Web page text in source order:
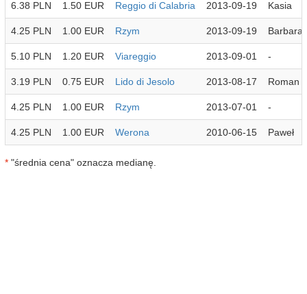
6.38 PLN 1.50 EUR Reggio di Calabria 2013-09-19 Kasia
4.25 PLN 1.00 EUR Rzym 2013-09-19 Barbara
5.10 PLN 1.20 EUR Viareggio 2013-09-01 -
3.19 PLN 0.75 EUR Lido di Jesolo 2013-08-17 Roman
4.25 PLN 1.00 EUR Rzym 2013-07-01 -
4.25 PLN 1.00 EUR Werona 2010-06-15 Paweł
* "średnia cena" oznacza medianę.